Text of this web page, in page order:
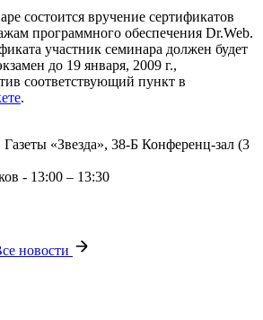
состоится вручение сертификатов
программного обеспечения Dr.Web.
участник семинара должен будет
до 19 января, 2009 г.,
соответствующий пункт в
.
«Звезда», 38-Б Конференц-зал (3
- 13:00 – 13:30
новости